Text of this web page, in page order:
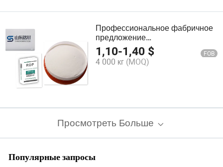
Профессиональное фабричное
предложение
редиспергируемого
полимерного порошка для
выравнивающего раствора
1,10-1,40 $ FOB
4 000 кг (MOQ)
Просмотреть Больше
Популярные запросы